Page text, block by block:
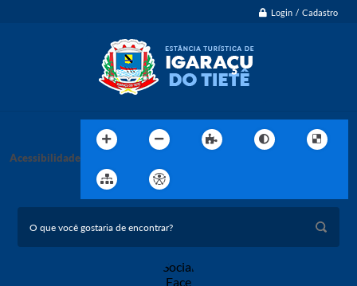
Login / Cadastro
Acessibilidade